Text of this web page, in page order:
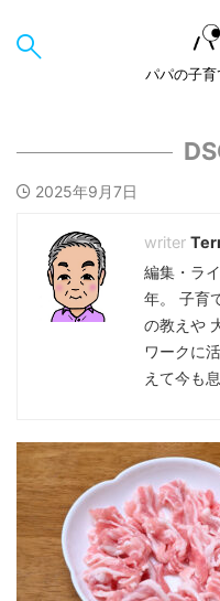
パパの子育
2025年9月7日
編集・ラ
年。 子育
の教えや
ワークに
えて今も